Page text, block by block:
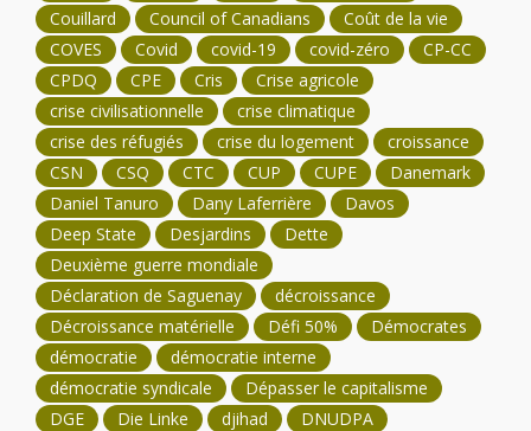
Couillard
Council of Canadians
Coût de la vie
COVES
Covid covid-19 covid-zéro
CP-CC
CPDQ
CPE Cris
Crise agricole
crise civilisationnelle
crise climatique
crise des réfugiés
crise du logement
croissance
CSN
CSQ CTC CUP CUPE
Danemark
Daniel Tanuro
Dany Laferrière
Davos
Deep State
Desjardins
Dette
Deuxième guerre mondiale
Déclaration de Saguenay
décroissance
Décroissance matérielle
Défi 50%
Démocrates
démocratie
démocratie interne
démocratie syndicale
Dépasser le capitalisme
DGE
Die Linke djihad
DNUDPA